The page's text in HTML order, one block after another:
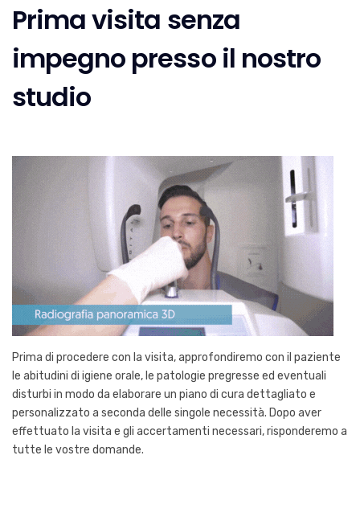
Prima visita senza
impegno presso il nostro
studio
Prima di procedere con la visita, approfondiremo con il paziente
le abitudini di igiene orale, le patologie pregresse ed eventuali
disturbi in modo da elaborare un piano di cura dettagliato e
personalizzato a seconda delle singole necessità. Dopo aver
effettuato la visita e gli accertamenti necessari, risponderemo a
tutte le vostre domande.